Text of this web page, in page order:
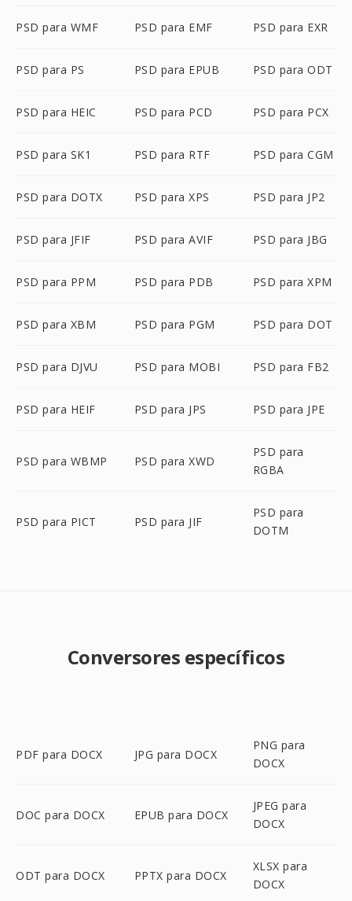
PSD para WMF PSD para EMF PSD para EXR
PSD para PS PSD para EPUB PSD para ODT
PSD para HEIC PSD para PCD PSD para PCX
PSD para SK1 PSD para RTF PSD para CGM
PSD para DOTX PSD para XPS PSD para JP2
PSD para JFIF PSD para AVIF PSD para JBG
PSD para PPM PSD para PDB PSD para XPM
PSD para XBM PSD para PGM PSD para DOT
PSD para DJVU PSD para MOBI PSD para FB2
PSD para HEIF PSD para JPS PSD para JPE
PSD para WBMP PSD para XWD
PSD para
RGBA
PSD para PICT PSD para JIF
PSD para
DOTM
Conversores específicos
PDF para DOCX JPG para DOCX
PNG para
DOCX
DOC para DOCX EPUB para DOCX
JPEG para
DOCX
ODT para DOCX PPTX para DOCX
XLSX para
DOCX